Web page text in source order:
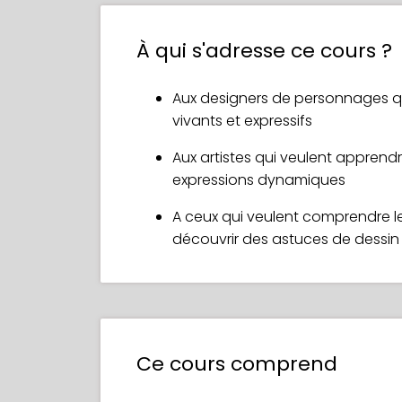
captivant ! Kenneth explore les
pratiques pour dessiner des mains
d'étirement, l'anatomie du visage,
À la fin du cours, vous verrez
personnage unique, tout en
apprentissage !
À qui s'adresse ce cours ?
Aux designers de personnages
vivants et expressifs
Aux artistes qui veulent
expressions dynamiques
A ceux qui veulent comprendre
découvrir des astuces de
Ce cours comprend